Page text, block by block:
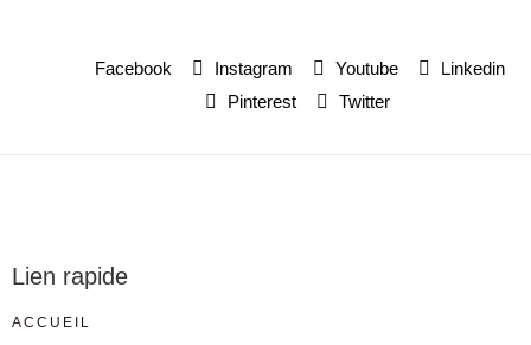
Facebook Instagram Youtube
Linkedin
Pinterest
Twitter
Lien rapide
ACCUEIL